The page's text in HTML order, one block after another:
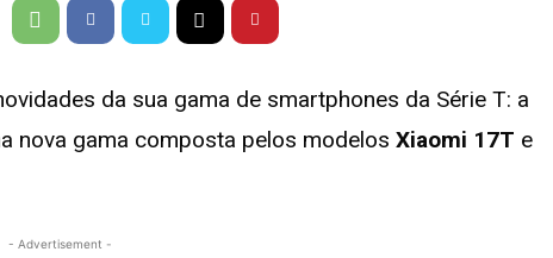
da sua gama de smartphones da Série T: a
nova gama composta pelos modelos Xiaomi 17T e
- Advertisement -